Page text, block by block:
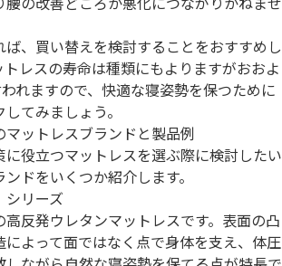
、買い替えを検討することをおすすめし
トレスの寿命は種類にもよりますがおおよ
れますので、快適な寝姿勢を保つために
てみましょう。
ットレスブランドと製品例
役立つマットレスを選ぶ際に検討したい
ドをいくつか紹介します。
シリーズ
反発ウレタンマットレスです。表面の凸
よって面ではなく点で身体を支え、体圧